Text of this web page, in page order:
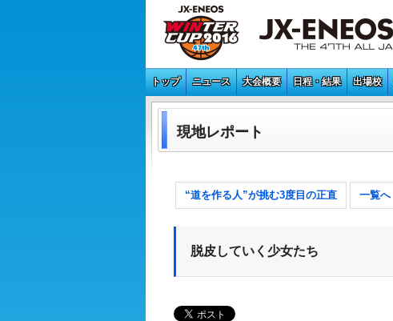
トップ ニュース 大会概要 日程・結果 出場校
現地レポート
“道を作る人”が挑む3度目の正直 一覧へ
脱皮していく少女たち